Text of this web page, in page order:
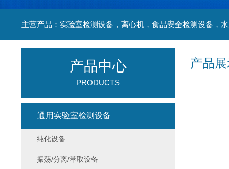
产品
产品中心
PRODUCTS
通用实验室检测设备
纯化设备
振荡/分离/萃取设备